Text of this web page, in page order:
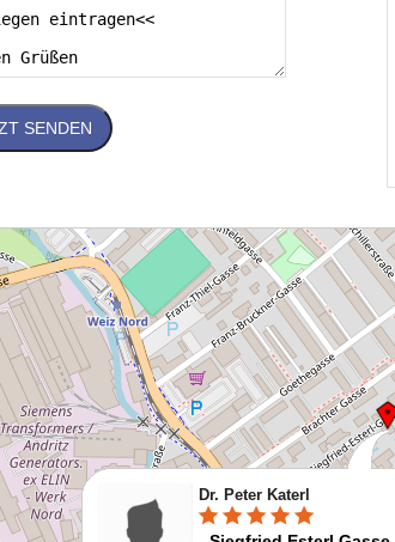
SENDEN